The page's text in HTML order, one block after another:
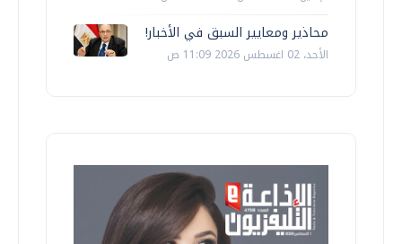
محاذير ومعايير السبق في الأخبار!
الأحد، 02 اغسطس 2026 11:09 ص